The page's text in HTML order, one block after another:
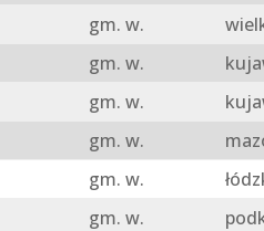
gm. w.
gm. w.
gm. w.
gm. w.
gm. w.
gm. w.